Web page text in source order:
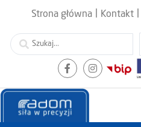
Strona główna Kontakt